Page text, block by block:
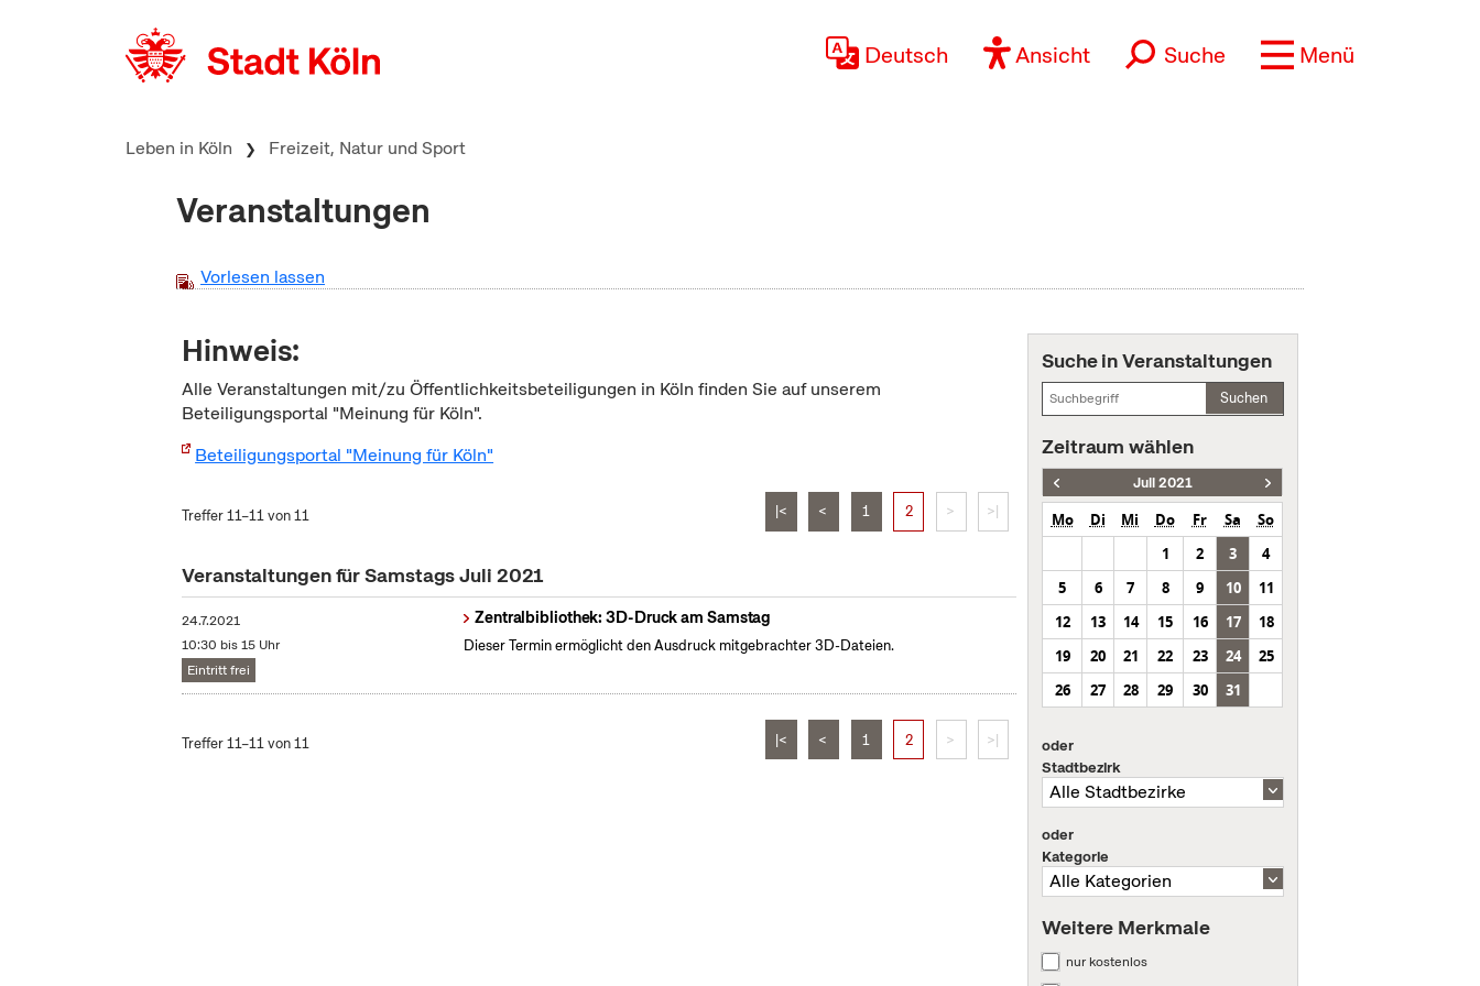
Deutsch Ansicht Suche Menü
Leben in Köln Freizeit, Natur und Sport
Veranstaltungen
Vorlesen lassen
Hinweis:
Alle Veranstaltungen mit/zu Öffentlichkeitsbeteiligungen in Köln finden Sie auf unserem
Beteiligungsportal "Meinung für Köln".
Beteiligungsportal "Meinung für Köln"
Treffer 11–11 von 11 |< < 1 2 > >|
Veranstaltungen für Samstags Juli 2021
24.7.2021
10:30 bis 15 Uhr
Eintritt frei
Zentralbibliothek: 3D-Druck am Samstag
Dieser Termin ermöglicht den Ausdruck mitgebrachter 3D-Dateien.
Treffer 11–11 von 11 |< < 1 2 > >|
Suche in Veranstaltungen
Suchen
Zeitraum wählen
Juli 2021
Mo Di Mi Do Fr Sa
So
1
2 3
4
5
6 7 8 9 10
11
12
13 14 15 16 17
18
19
20 21 22 23 24
25
26
27 28 29 30 31
oder
Stadtbezirk
oder
Kategorie
Weitere Merkmale
nur kostenlos